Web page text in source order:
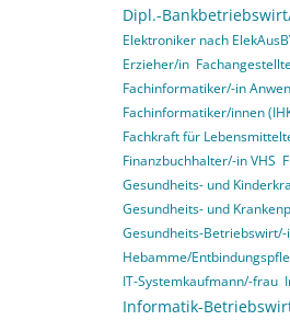
Dipl.-
Elektroniker nach
Erzieher/in
Fachinformatiker/-in
Fachinformatiker/innen
Fachkraft für
Finanzbuchhalter/-in VHS
Gesundheits- und
Gesundheits- und
Gesundheits-Betriebswirt/-
Hebamme/
IT-Systemkaufmann/-frau
Informatik-